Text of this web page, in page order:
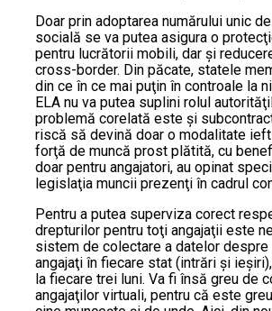
Doar prin adoptarea numărului unic
socială se va putea asigura o
pentru lucrătorii mobili, dar şi
cross-border. Din păcate, statele
din ce în ce mai puţin în controale la
ELA nu va putea suplini rolul
problemă corelată este şi
riscă să devină doar o modalitate
forţă de muncă prost plătită, cu
doar pentru angajatori, au opinat
legislaţia muncii prezenţi în cadrul
Pentru a putea superviza corect
drepturilor pentru toţi angajaţii este
sistem de colectare a datelor
angajaţi în fiecare stat (intrări şi
la fiecare trei luni. Va fi însă greu de
angajaţilor virtuali, pentru că este